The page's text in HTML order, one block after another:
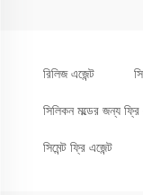
রিলিজ এজেন্ট
সিলিকন মল্ডের জন্য ফ্রি
সিমেন্ট ফ্রি এজেন্ট